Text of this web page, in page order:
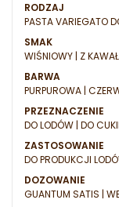
RODZAJ
PASTA VARIEGATO
SMAK
WIŚNIOWY | Z
BARWA
PURPUROWA |
PRZEZNACZENIE
DO LODÓW | DO
ZASTOSOWANIE
DO PRODUKCJI
DOZOWANIE
GUANTUM SATIS |